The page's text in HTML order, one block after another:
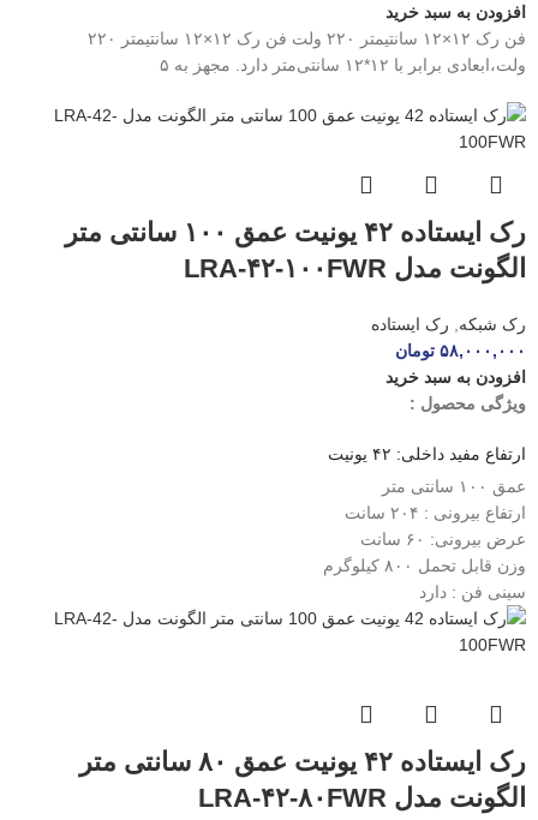
افزودن به سبد خرید
فن رک ۱۲×۱۲ سانتیمتر ۲۲۰ ولت فن رک ۱۲×۱۲ سانتیمتر ۲۲۰
ولت،ابعادی برابر با ۱۲*۱۲ سانتی‌متر دارد. مجهز به ۵
رک ایستاده ۴۲ یونیت عمق ۱۰۰ سانتی متر
الگونت مدل LRA-۴۲-۱۰۰FWR
رک شبکه
رک ایستاده
۵۸,۰۰۰,۰۰۰ تومان
افزودن به سبد خرید
ویژگی محصول :
ارتفاع مفید داخلی: ۴۲ یونیت
عمق ۱۰۰ سانتی متر
ارتفاع بیرونی : ۲۰۴ سانت
عرض بیرونی: ۶۰ سانت
وزن قابل تحمل ۸۰۰ کیلوگرم
سینی فن : دارد
رک ایستاده ۴۲ یونیت عمق ۸۰ سانتی متر
الگونت مدل LRA-۴۲-۸۰FWR